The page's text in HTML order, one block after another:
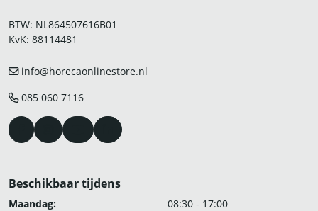
BTW: NL864507616B01
KvK: 88114481
info@horecaonlinestore.nl
085 060 7116
Beschikbaar tijdens
Maandag:
08:30 - 17:00